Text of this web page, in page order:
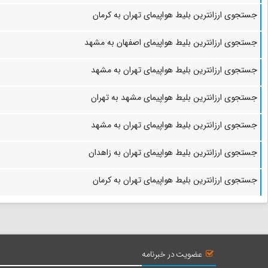
جستجوی ارزانترین بلیط هواپیمای تهران به کرمان
جستجوی ارزانترین بلیط هواپیمای اصفهان به مشهد
جستجوی ارزانترین بلیط هواپیمای تهران به مشهد
جستجوی ارزانترین بلیط هواپیمای مشهد به تهران
جستجوی ارزانترین بلیط هواپیمای تهران به مشهد
جستجوی ارزانترین بلیط هواپیمای تهران به زاهدان
جستجوی ارزانترین بلیط هواپیمای تهران به کرمان
عضویت در خبرنامه